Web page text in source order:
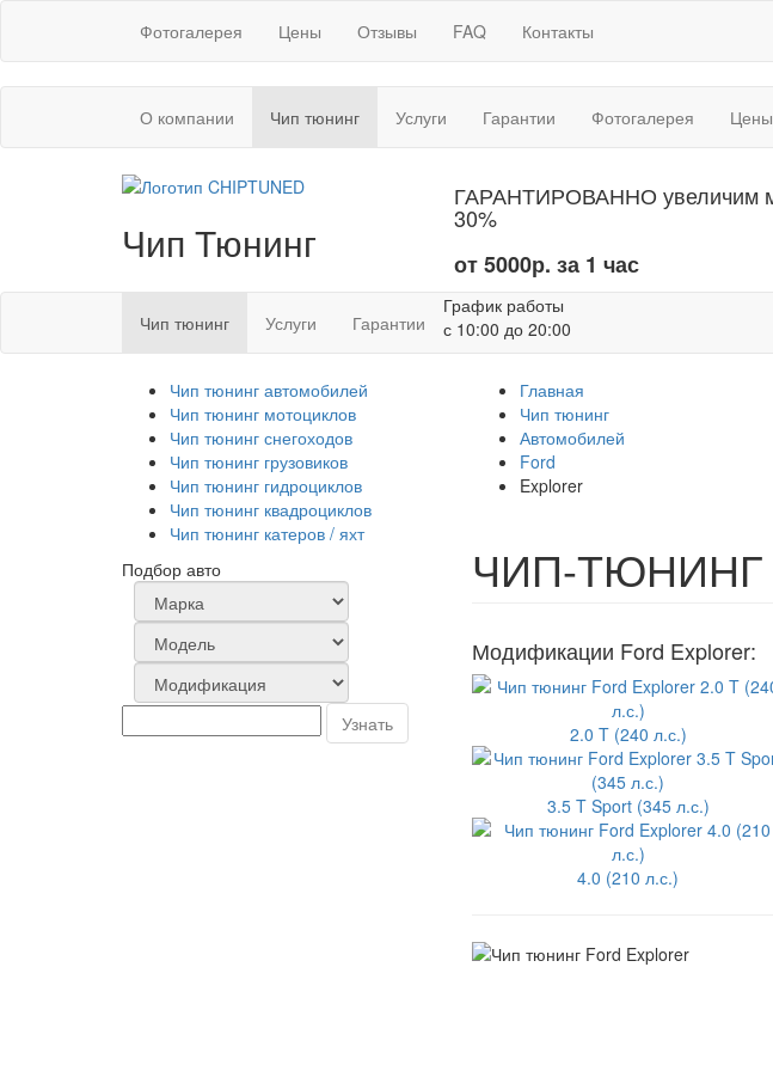
Фотогалерея Цены Отзывы FAQ Контакты
О компании Чип тюнинг(текущая)
Услуги Гарантии Фотогалерея Цены
Чип Тюнинг
ГАРАНТИРОВАННО увеличим
30%
от 5000р. за 1 час
Чип тюнинг(текущая)
Услуги Гарантии
График работы
с 10:00 до 20:00
Чип тюнинг автомобилей
Чип тюнинг мотоциклов
Чип тюнинг снегоходов
Чип тюнинг грузовиков
Чип тюнинг гидроциклов
Чип тюнинг квадроциклов
Чип тюнинг катеров / яхт
Подбор авто
Узнать
Главная
Чип тюнинг
Автомобилей
Ford
Explorer
ЧИП-ТЮНИНГ
Модификации Ford Explorer:
2.0 T (240 л.с.)
3.5 T Sport (345 л.с.)
4.0 (210 л.с.)